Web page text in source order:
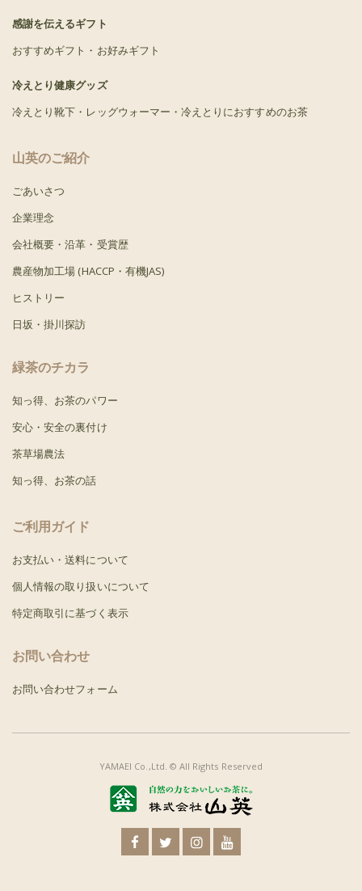
感謝を伝えるギフト
おすすめギフト・お好みギフト
冷えとり健康グッズ
冷えとり靴下・レッグウォーマー・冷えとりにおすすめのお茶
山英のご紹介
ごあいさつ
企業理念
会社概要・沿革・受賞歴
農産物加工場 (HACCP・有機JAS)
ヒストリー
日坂・掛川探訪
緑茶のチカラ
知っ得、お茶のパワー
安心・安全の裏付け
茶草場農法
知っ得、お茶の話
ご利用ガイド
お支払い・送料について
個人情報の取り扱いについて
特定商取引に基づく表示
お問い合わせ
お問い合わせフォーム
YAMAEI Co.,Ltd. © All Rights Reserved